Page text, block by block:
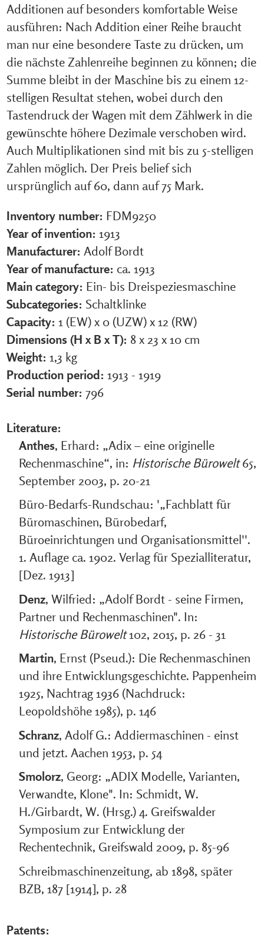
Additionen auf besonders komfortable Weise
ausführen: Nach Addition einer Reihe braucht
man nur eine besondere Taste zu drücken, um
die nächste Zahlenreihe beginnen zu können; die
Summe bleibt in der Maschine bis zu einem 12-
stelligen Resultat stehen, wobei durch den
Tastendruck der Wagen mit dem Zählwerk in die
gewünschte höhere Dezimale verschoben wird.
Auch Multiplikationen sind mit bis zu 5-stelligen
Zahlen möglich. Der Preis belief sich
ursprünglich auf 60, dann auf 75 Mark.
Inventory number: FDM9250
Year of invention: 1913
Manufacturer: Adolf Bordt
Year of manufacture: ca. 1913
Main category: Ein- bis Dreispeziesmaschine
Subcategories: Schaltklinke
Capacity: 1 (EW) x 0 (UZW) x 12 (RW)
Dimensions (H x B x T): 8 x 23 x 10 cm
Weight: 1,3 kg
Production period: 1913 - 1919
Serial number: 796
Literature:
Anthes, Erhard: „Adix – eine originelle
Rechenmaschine“, in: Historische Bürowelt65,
September 2003, p. 20-21
Büro-Bedarfs-Rundschau: '„Fachblatt für
Büromaschinen, Bürobedarf,
Büroeinrichtungen und Organisationsmittel''.
1. Auflage ca. 1902. Verlag für Spezialliteratur,
[Dez. 1913]
Denz, Wilfried: „Adolf Bordt - seine Firmen,
Partner und Rechenmaschinen". In:
Historische Bürowelt102, 2015, p. 26 - 31
Martin, Ernst (Pseud.): Die Rechenmaschinen
und ihre Entwicklungsgeschichte. Pappenheim
1925, Nachtrag 1936 (Nachdruck:
Leopoldshöhe 1985), p. 146
Schranz, Adolf G.: Addiermaschinen - einst
und jetzt. Aachen 1953, p. 54
Smolorz, Georg: „ADIX Modelle, Varianten,
Verwandte, Klone". In: Schmidt, W.
H./Girbardt, W. (Hrsg.) 4. Greifswalder
Symposium zur Entwicklung der
Rechentechnik, Greifswald 2009, p. 85-96
Schreibmaschinenzeitung, ab 1898, später
BZB, 187 [1914], p. 28
Patents: